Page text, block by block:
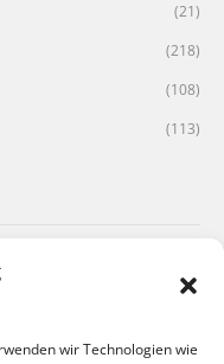
wir Technologien wie
(21)
(218)
(108)
(113)